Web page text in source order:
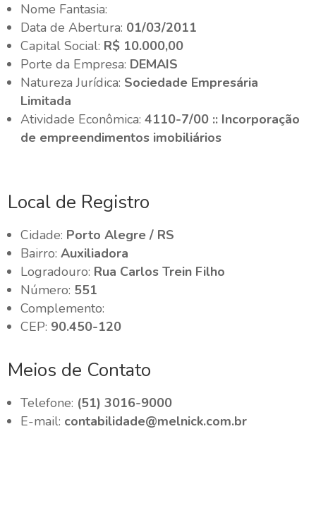
Nome Fantasia:
Data de Abertura: 01/03/2011
Capital Social: R$ 10.000,00
Porte da Empresa: DEMAIS
Natureza Jurídica: Sociedade Empresária
Limitada
Atividade Econômica:4110-7/00 :: Incorporação
de empreendimentos imobiliários
Local de Registro
Cidade: Porto Alegre / RS
Bairro:Auxiliadora
Logradouro: Rua Carlos Trein Filho
Número: 551
Complemento:
CEP: 90.450-120
Meios de Contato
Telefone: (51) 3016-9000
E-mail: contabilidade@melnick.com.br